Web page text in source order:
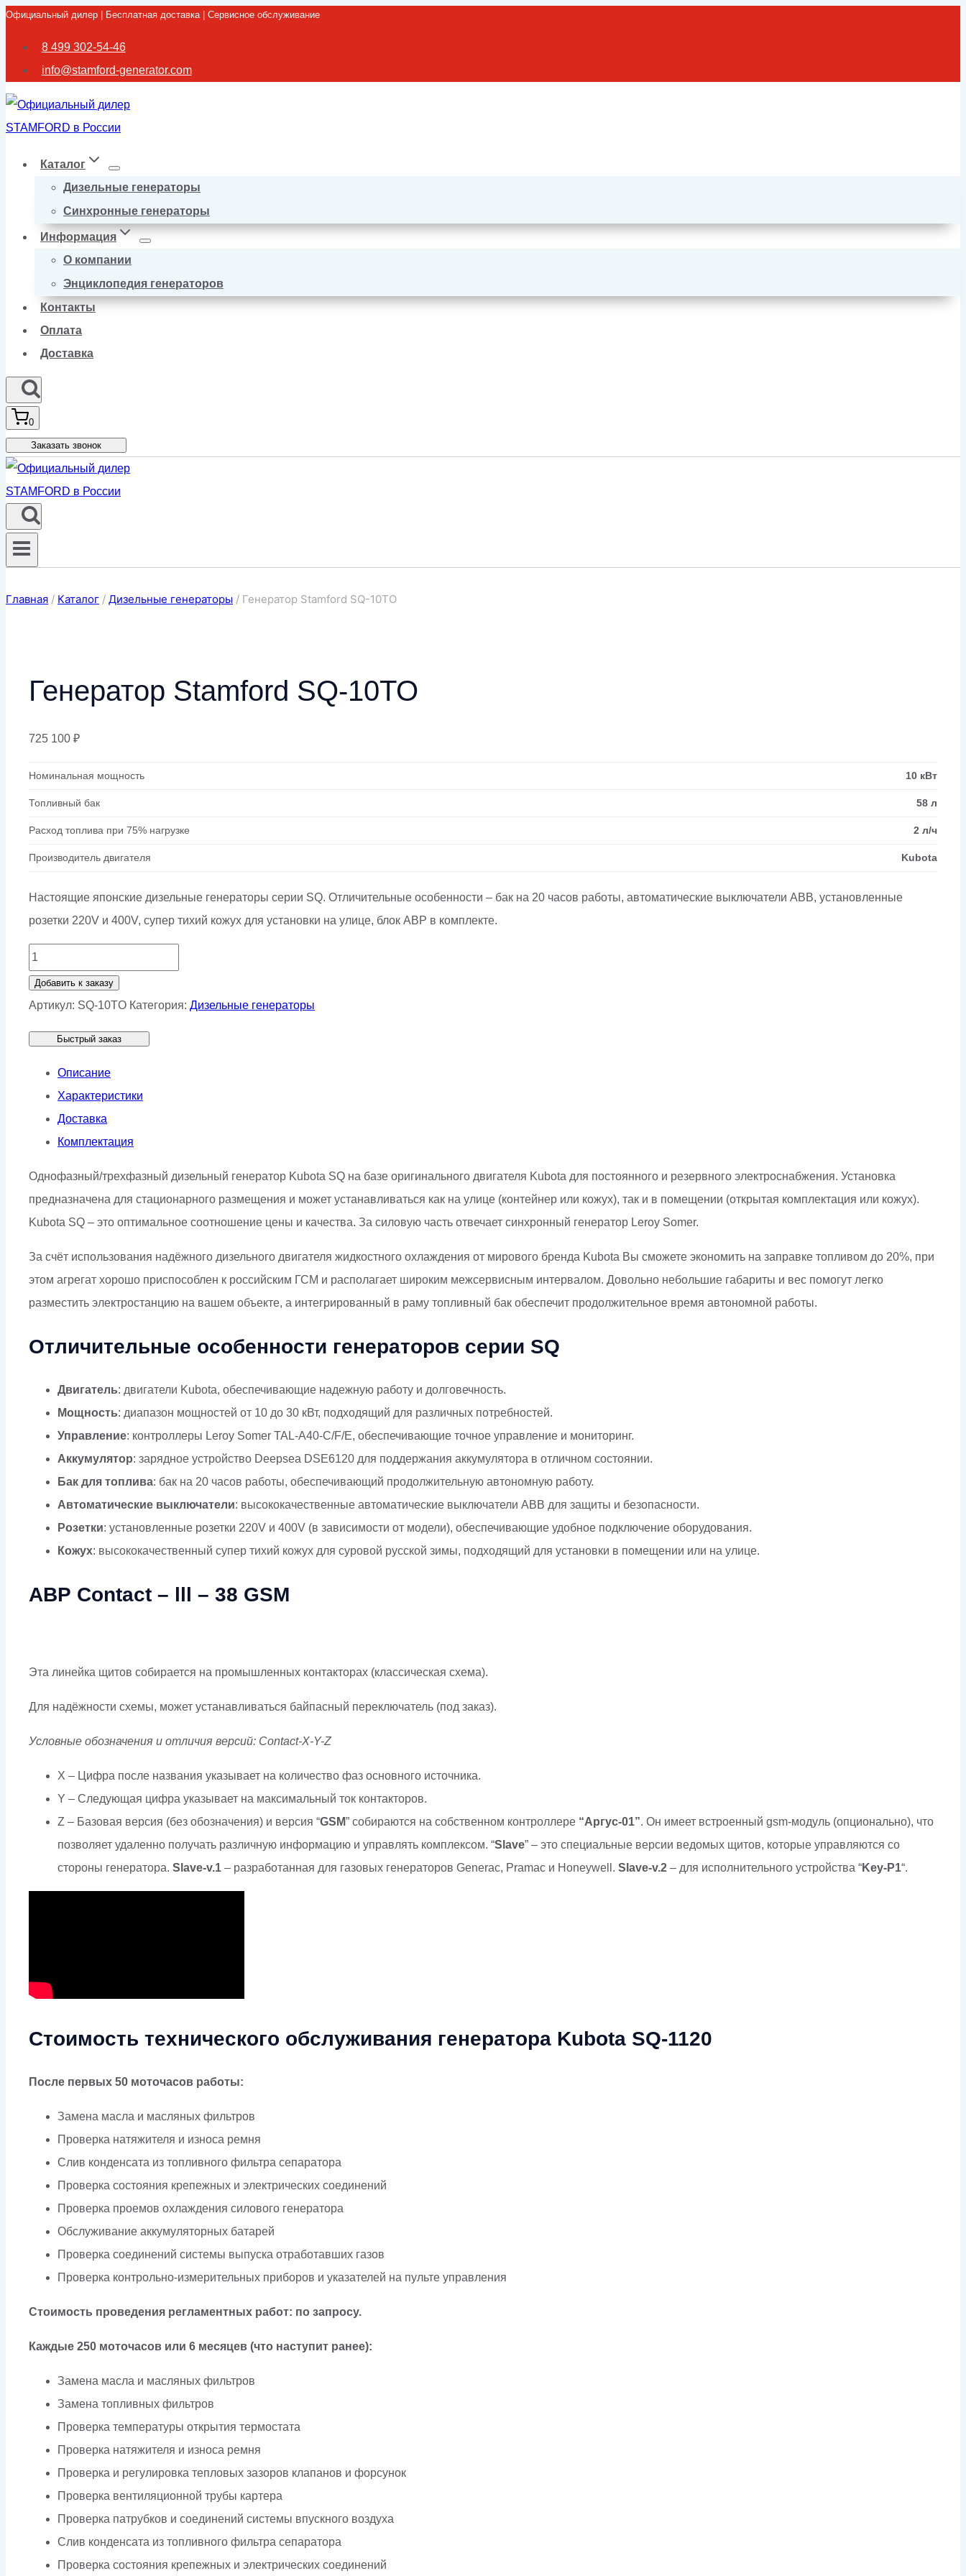
Перейти
Официальный дилер | Бесплатная доставка | Сервисное обслуживание
8 499 302-54-46
info@stamford-generator.com
Каталог
Дизельные генераторы
Синхронные генераторы
Информация
О компании
Энциклопедия генераторов
Контакты
Оплата
Доставка
0
Заказать звонок
Главная / Каталог / Дизельные генераторы / Генератор Stamford SQ-10TO
Генератор Stamford SQ-10TO
725 100 ₽
Номинальная мощность 10 кВт
Топливный бак 58 л
Расход топлива при 75% нагрузке 2 л/ч
Производитель двигателя Kubota
Настоящие японские дизельные генераторы серии SQ. Отличительные особенности – бак на 20 часов работы, автоматические выключатели ABB, установленные
розетки 220V и 400V, супер тихий кожух для установки на улице, блок АВР в комплекте.
Количество
товара
Генератор
SQ-
10TO
Добавить к заказу
Артикул: SQ-10TO Категория: Дизельные генераторы
Быстрый заказ
Описание
Характеристики
Доставка
Комплектация
Однофазный/трехфазный дизельный генератор Kubota SQ на базе оригинального двигателя Kubota для постоянного и резервного электроснабжения. Установка
предназначена для стационарного размещения и может устанавливаться как на улице (контейнер или кожух), так и в помещении (открытая комплектация или кожух).
Kubota SQ – это оптимальное соотношение цены и качества. За силовую часть отвечает синхронный генератор Leroy Somer.
За счёт использования надёжного дизельного двигателя жидкостного охлаждения от мирового бренда Kubota Вы сможете экономить на заправке топливом до 20%, при
этом агрегат хорошо приспособлен к российским ГСМ и располагает широким межсервисным интервалом. Довольно небольшие габариты и вес помогут легко
разместить электростанцию на вашем объекте, а интегрированный в раму топливный бак обеспечит продолжительное время автономной работы.
Отличительные особенности генераторов серии SQ
Двигатель: двигатели Kubota, обеспечивающие надежную работу и долговечность.
Мощность: диапазон мощностей от 10 до 30 кВт, подходящий для различных потребностей.
Управление: контроллеры Leroy Somer TAL-A40-C/F/E, обеспечивающие точное управление и мониторинг.
Аккумулятор: зарядное устройство Deepsea DSE6120 для поддержания аккумулятора в отличном состоянии.
Бак для топлива: бак на 20 часов работы, обеспечивающий продолжительную автономную работу.
Автоматические выключатели: высококачественные автоматические выключатели ABB для защиты и безопасности.
Розетки: установленные розетки 220V и 400V (в зависимости от модели), обеспечивающие удобное подключение оборудования.
Кожух: высококачественный супер тихий кожух для суровой русской зимы, подходящий для установки в помещении или на улице.
АВР Contact – lll – 38 GSM
Эта линейка щитов собирается на промышленных контакторах (классическая схема).
Для надёжности схемы, может устанавливаться байпасный переключатель (под заказ).
Условные обозначения и отличия версий: Contact-X-Y-Z
X – Цифра после названия указывает на количество фаз основного источника.
Y – Следующая цифра указывает на максимальный ток контакторов.
Z – Базовая версия (без обозначения) и версия “GSM” собираются на собственном контроллере “Аргус-01”. Он имеет встроенный gsm-модуль (опционально), что
позволяет удаленно получать различную информацию и управлять комплексом. “Slave” – это специальные версии ведомых щитов, которые управляются со
стороны генератора. Slave-v.1 – разработанная для газовых генераторов Generac, Pramac и Honeywell. Slave-v.2 – для исполнительного устройства “Key-P1“.
Стоимость технического обслуживания генератора Kubota SQ-1120
После первых 50 моточасов работы:
Замена масла и масляных фильтров
Проверка натяжителя и износа ремня
Слив конденсата из топливного фильтра сепаратора
Проверка состояния крепежных и электрических соединений
Проверка проемов охлаждения силового генератора
Обслуживание аккумуляторных батарей
Проверка соединений системы выпуска отработавших газов
Проверка контрольно-измерительных приборов и указателей на пульте управления
Стоимость проведения регламентных работ: по запросу.
Каждые 250 моточасов или 6 месяцев (что наступит ранее):
Замена масла и масляных фильтров
Замена топливных фильтров
Проверка температуры открытия термостата
Проверка натяжителя и износа ремня
Проверка и регулировка тепловых зазоров клапанов и форсунок
Проверка вентиляционной трубы картера
Проверка патрубков и соединений системы впускного воздуха
Слив конденсата из топливного фильтра сепаратора
Проверка состояния крепежных и электрических соединений